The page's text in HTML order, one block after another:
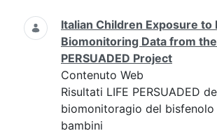
Italian Children Exposure to
Biomonitoring Data from the
PERSUADED Project
Contenuto Web
Risultati LIFE PERSUADED
biomonitoragio del bisfenolo
bambini